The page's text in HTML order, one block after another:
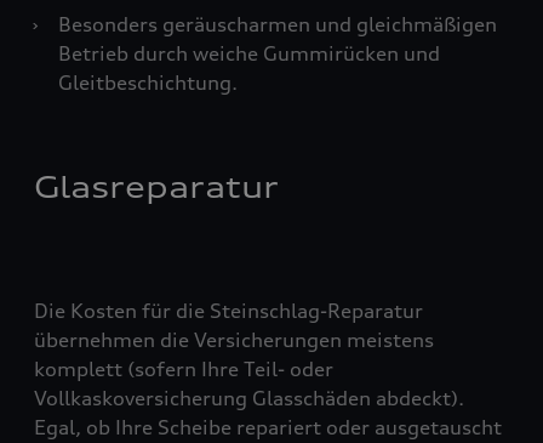
›
Besonders geräuscharmen und gleichmäßigen
Betrieb durch weiche Gummirücken und
Gleitbeschichtung.
Glasreparatur
Die Kosten für die Steinschlag-Reparatur
übernehmen die Versicherungen meistens
komplett (sofern Ihre Teil- oder
Vollkaskoversicherung Glasschäden abdeckt).
Egal, ob Ihre Scheibe repariert oder ausgetauscht